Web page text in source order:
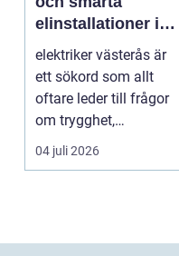
elinstallationer i
vardagen
elektriker västerås är
ett sökord som allt
oftare leder till frågor
om trygghet,
energioptimering oc...
04 juli 2026